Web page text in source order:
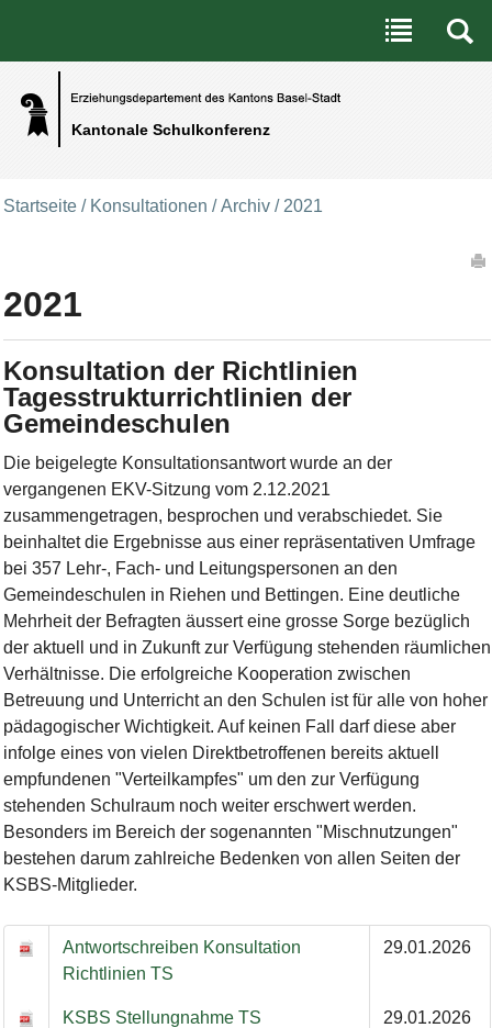
Kantonale Schulkonferenz
Benutzerspezifische Werkzeuge
Direkt zum Inhalt|Direkt zur Navigation
Startseite / Konsultationen /Archiv / 2021
2021
Konsultation der Richtlinien
Tagesstrukturrichtlinien der
Gemeindeschulen
Die beigelegte Konsultationsantwort wurde an der
vergangenen EKV-Sitzung vom 2.12.2021
zusammengetragen, besprochen und verabschiedet. Sie
beinhaltet die Ergebnisse aus einer repräsentativen Umfrage
bei 357 Lehr-, Fach- und Leitungspersonen an den
Gemeindeschulen in Riehen und Bettingen. Eine deutliche
Mehrheit der Befragten äussert eine grosse Sorge bezüglich
der aktuell und in Zukunft zur Verfügung stehenden räumlichen
Verhältnisse. Die erfolgreiche Kooperation zwischen
Betreuung und Unterricht an den Schulen ist für alle von hoher
pädagogischer Wichtigkeit. Auf keinen Fall darf diese aber
infolge eines von vielen Direktbetroffenen bereits aktuell
empfundenen "Verteilkampfes" um den zur Verfügung
stehenden Schulraum noch weiter erschwert werden.
Besonders im Bereich der sogenannten "Mischnutzungen"
bestehen darum zahlreiche Bedenken von allen Seiten der
KSBS-Mitglieder.
Antwortschreiben Konsultation
Richtlinien TS
29.01.2026
KSBS Stellungnahme TS
29.01.2026